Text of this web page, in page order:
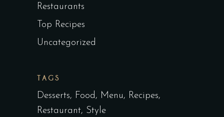
Restaurants
Top Recipes
Uncategorized
TAGS
Desserts Food Menu
Recipes
Restaurant Style